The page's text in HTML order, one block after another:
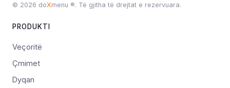
© 2026 doXmenu ®. Të gjitha të drejtat e rezervuara.
PRODUKTI
Veçoritë
Çmimet
Dyqan